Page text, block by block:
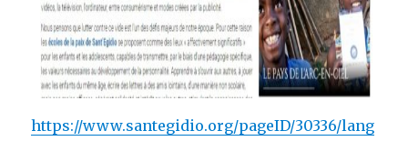
https://www.santegidio.org/pageID/30336/lang